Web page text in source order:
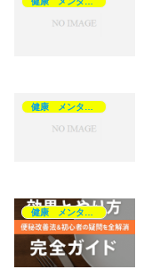
健康 メンタルヘルス